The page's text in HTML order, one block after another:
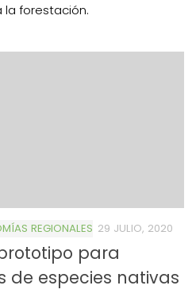
forestación.
REGIONALES 29 JULIO, 2020
para
de especies nativas